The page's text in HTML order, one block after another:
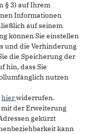
§ 3) auf Ihrem
Informationen
auf seinem
können Sie einstellen
und die Verhinderung
die Speicherung der
hin, dass Sie
nutzen
hierwiderrufen.
mit der Erweiterung
gekürzt
kann